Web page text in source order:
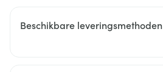
Beschikbare leveringsmethoden